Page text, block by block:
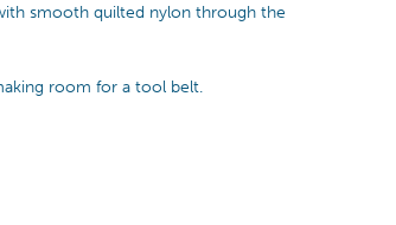
smooth quilted nylon through the
room for a tool belt.